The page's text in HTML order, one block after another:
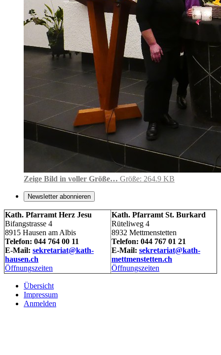
Zeige Bild in voller Größe… Größe: 264.9 KB
Newsletter abonnieren
Kath. Pfarramt Herz Jesu
Bifangstrasse 4
8915 Hausen am Albis
Telefon: 044 764 00 11
E-Mail: sekretariat@kath-
hausen.ch
Öffnungszeiten
Kath. Pfarramt St. Burkard
Rüteliweg 4
8932 Mettmenstetten
Telefon: 044 767 01 21
E-Mail: sekretariat@kath-
mettmenstetten.ch
Öffnungszeiten
Übersicht
Impressum
Anmelden